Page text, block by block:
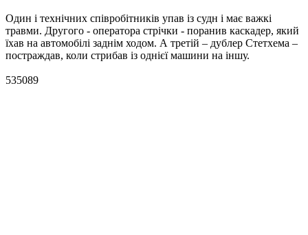
Один і технічних співробітників упав із судн і має важкі
травми. Другого - оператора стрічки - поранив каскадер, який
їхав на автомобілі заднім ходом. А третій – дублер Стетхема –
постраждав, коли стрибав із однієї машини на іншу.